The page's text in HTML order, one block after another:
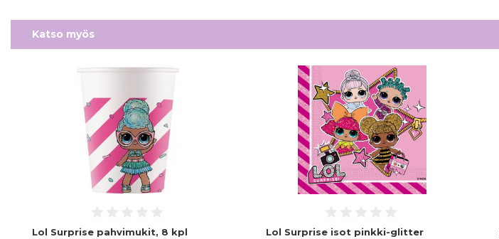
Katso myös
Lol Surprise pahvimukit, 8 kpl
Lol Surprise isot pinkki-glitter